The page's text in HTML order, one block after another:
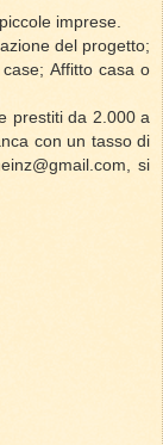
imprese.
del progetto;
Affitto casa o
prestiti da 2.000 a
con un tasso di
si